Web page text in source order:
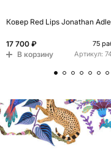
Ковер Red Lips Jonathan
17 700 ₽ 75
В корзину Артикул: